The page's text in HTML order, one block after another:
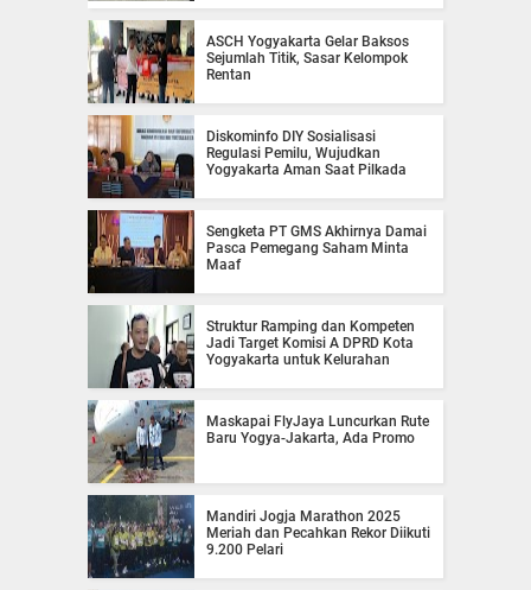
ASCH Yogyakarta Gelar Baksos
Sejumlah Titik, Sasar Kelompok
Rentan
Diskominfo DIY Sosialisasi
Regulasi Pemilu, Wujudkan
Yogyakarta Aman Saat Pilkada
Sengketa PT GMS Akhirnya Damai
Pasca Pemegang Saham Minta
Maaf
Struktur Ramping dan Kompeten
Jadi Target Komisi A DPRD Kota
Yogyakarta untuk Kelurahan
Maskapai FlyJaya Luncurkan Rute
Baru Yogya-Jakarta, Ada Promo
Mandiri Jogja Marathon 2025
Meriah dan Pecahkan Rekor Diikuti
9.200 Pelari